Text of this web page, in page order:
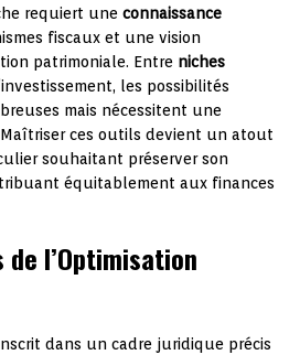
requiert une connaissance
fiscaux et une vision
patrimoniale. Entre niches
les possibilités
mais nécessitent une
ces outils devient un atout
souhaitant préserver son
équitablement aux finances
de l’Optimisation
dans un cadre juridique précis